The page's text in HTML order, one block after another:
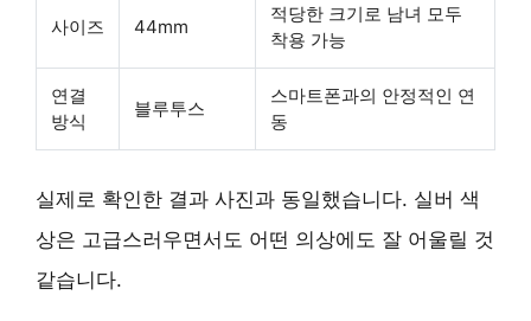
사이즈 44mm
적당한 크기로 남녀 모두
착용 가능
연결
방식
블루투스
스마트폰과의 안정적인 연
동
실제로 확인한 결과 사진과 동일했습니다. 실버 색
상은 고급스러우면서도 어떤 의상에도 잘 어울릴 것
같습니다.